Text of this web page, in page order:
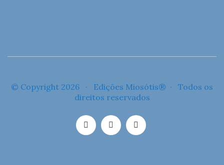
© Copyright 2026 · Edições Miosótis® · Todos os
direitos reservados